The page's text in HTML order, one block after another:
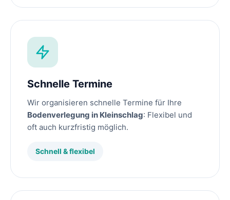
Schnelle Termine
Wir organisieren schnelle Termine für Ihre
Bodenverlegung in Kleinschlag: Flexibel und
oft auch kurzfristig möglich.
Schnell & flexibel